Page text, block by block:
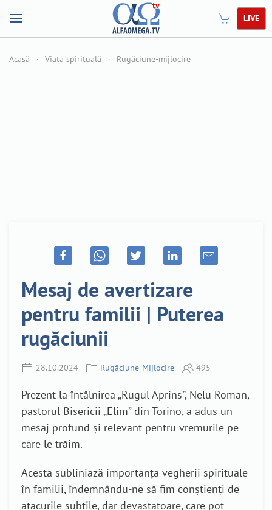
LIVE
Acasă Viața spirituală Rugăciune-mijlocire
Mesaj de avertizare
pentru familii | Puterea
rugăciunii
28.10.2024 Rugăciune-Mijlocire 495
Prezent la întâlnirea „Rugul Aprins”, Nelu Roman,
pastorul Bisericii „Elim” din Torino, a adus un
mesaj profund și relevant pentru vremurile pe
care le trăim.
Acesta subliniază importanța vegherii spirituale
în familii, îndemnându-ne să fim conștienți de
atacurile subtile, dar devastatoare, care pot